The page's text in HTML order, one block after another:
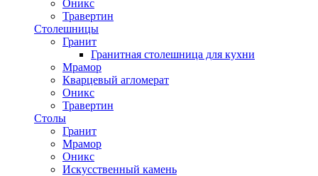
Оникс
Травертин
Столешницы
Гранит
Гранитная столешница для кухни
Мрамор
Кварцевый агломерат
Оникс
Травертин
Столы
Гранит
Мрамор
Оникс
Искусственный камень